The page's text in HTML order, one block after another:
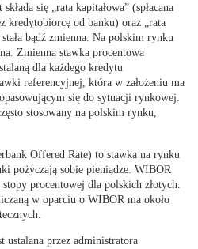
się „rata kapitałowa” (spłacana
kredytobiorcę od banku) oraz „rata
bądź zmienna. Na polskim rynku
Zmienna stawka procentowa
dla każdego kredytu
referencyjnej, która w założeniu ma
się do sytuacji rynkowej.
stosowany na polskim rynku,
Offered Rate) to stawka na rynku
pożyczają sobie pieniądze . WIBOR
procentowej dla polskich złotych.
w oparciu o WIBOR ma około
ustalana przez administratora